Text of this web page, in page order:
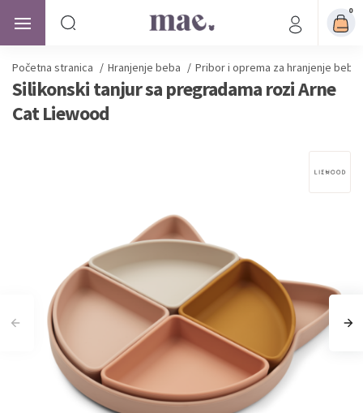
0
Početna stranica / Hranjenje beba / Pribor i oprema za hranjenje beba
Silikonski tanjur sa pregradama rozi Arne
Cat Liewood